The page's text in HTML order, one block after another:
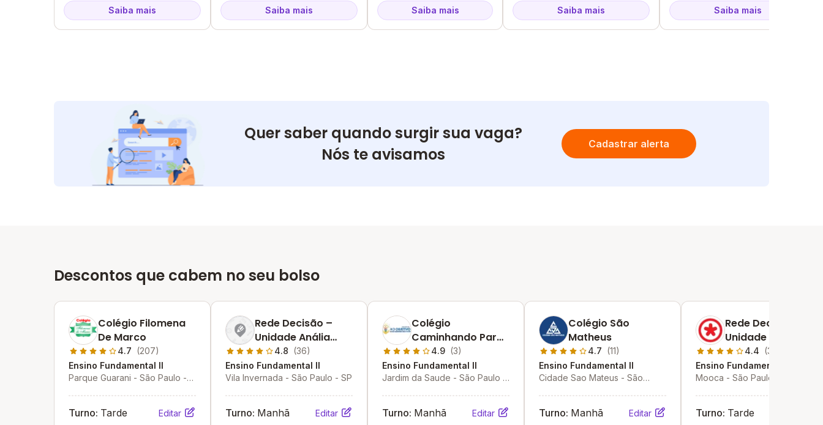
Saiba mais Saiba mais Saiba mais Saiba mais Saiba mais
Quer saber quando surgir sua vaga?
Nós te avisamos
Cadastrar alerta
Descontos que cabem no seu bolso
Colégio Filomena
De Marco
4.7 (207)
Ensino Fundamental II
Parque Guarani - São Paulo -
Turno: Tarde Editar
Rede Decisão –
Unidade Anália
Franco
4.8 (36)
Ensino Fundamental II
Vila Invernada - São Paulo - SP
Turno: Manhã Editar
Colégio
Caminhando Para
O Futuro: Unidade
Objetivo
4.9 (3)
Ensino Fundamental II
Jardim da Saude - São Paulo -
Turno: Manhã Editar
Colégio São
Matheus
4.7 (11)
Ensino Fundamental II
Cidade Sao Mateus - São
Turno: Manhã Editar
Rede Decisão -
Unidade São Paulo
- Mooca
4.4 (34)
Ensino Fundamental II
Mooca - São Paulo - SP
Turno: Tarde